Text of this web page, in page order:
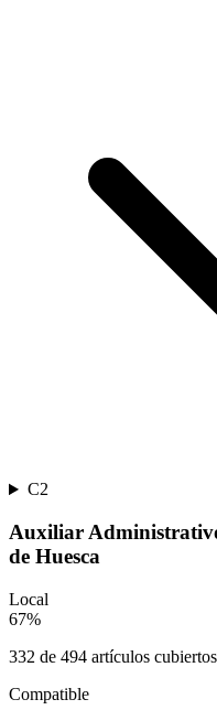
C2
Auxiliar
de Huesca
Local
67%
332 de 494 artículos cubiertos
Compatible